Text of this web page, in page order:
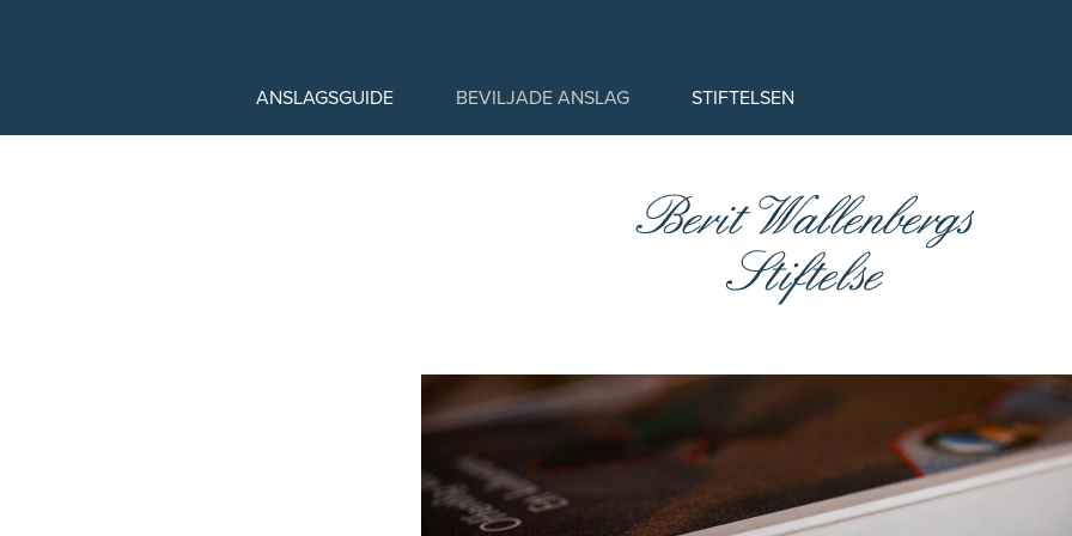
HUVUDMENY
ANSLAGSGUIDE BEVILJADE ANSLAG STIFTELSEN